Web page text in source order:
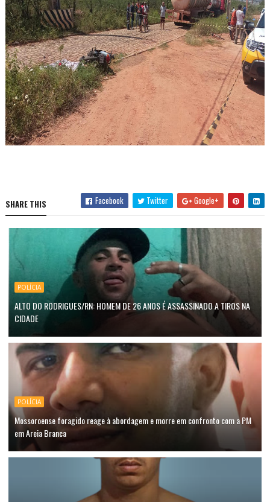
SHARE THIS Facebook Twitter Google+
POLÍCIA
ALTO DO RODRIGUES/RN: HOMEM DE 26 ANOS É ASSASSINADO A TIROS NA
CIDADE
POLÍCIA
Mossoroense foragido reage à abordagem e morre em confronto com a PM
em Areia Branca